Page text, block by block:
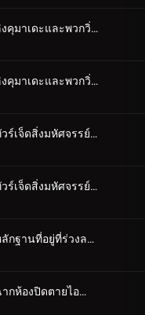
ตอนที่ 643 ลิงคุมาเดะและพวกวิ่งราว (ตอน 1)
ตอนที่ 644 ลิงคุมาเดะและพวกวิ่งราว (ตอน 2)
ตอนที่ 645 ทัวร์เจ็ดสิ่งมหัศจรรย์ในฮิโรชิม่าและมิยาจิม่า (ตอน 1)
ตอนที่ 646 ทัวร์เจ็ดสิ่งมหัศจรรย์ในฮิโรชิม่าและมิยาจิม่า (ตอน 2)
ตอนที่ 647 หลักฐานที่อยู่ที่ร่วงลงมา
ตอนที่ 648 ฉากห้องปิดตายไอน้ำ (ตอน 1)